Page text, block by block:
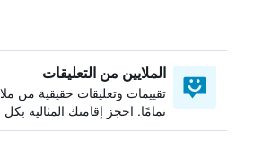
الملايين من التعليقات
تقييمات وتعليقات حقيقية من
تمامًا. احجز إقامتك المثالية بكل